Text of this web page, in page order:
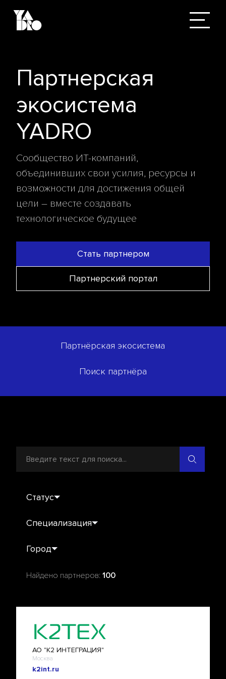
Партнерская
экосистема
YADRO
Сообщество ИТ-компаний,
объединивших свои усилия, ресурсы и
возможности для достижения общей
цели – вместе создавать
технологическое будущее
Стать партнером
Партнерский портал
Партнёрская экосистема
Поиск партнёра
Статус
Специализация
Select Hardware
KVADRA
Город
Челябинск
Дубна
Найдено партнеров:100
АО "К2 ИНТЕГРАЦИЯ"
Москва
k2int.ru